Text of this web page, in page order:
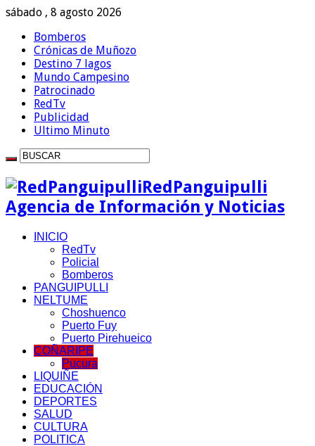
sábado , 8 agosto 2026
Bomberos
Crónicas de Muñozo
Destino 7 lagos
Mundo Campesino
Patrocinado
RedTv
Publicidad
Ultimo Minuto
RedPanguipulli
Agencia de Información y Noticias
INICIO
RedTv
Policial
Bomberos
PANGUIPULLI
NELTUME
Choshuenco
Puerto Fuy
Puerto Pirehueico
COÑARIPE
Pucura
LIQUIÑE
EDUCACIÓN
DEPORTES
SALUD
CULTURA
POLITICA